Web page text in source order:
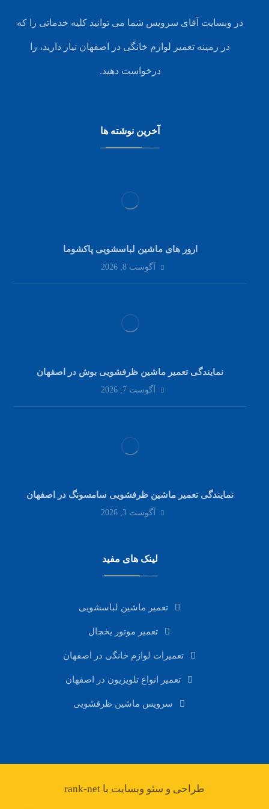
در وبسایت آقای سرویس شما می توانید کلیه خدماتی را که
در زمینه تعمیر لوازم خانگی در اصفهان نیاز دارید، را
درخواست دهید.
آخرین نوشته ها
ارور های ماشین لباسشویی پاکشوما
آگوست 8, 2026
نمایندگی تعمیر ماشین ظرفشویی بوش در اصفهان
آگوست 7, 2026
نمایندگی تعمیر ماشین ظرفشویی سامسونگ در اصفهان
آگوست 3, 2026
لینک های مفید
تعمیر ماشین لباسشویی
تعمیر موتور یخچال
تعمیرات لوازم خانگی در اصفهان
تعمیر انواع تلویزیون در اصفهان
سرویس ماشین ظرفشویی
طراحی و سئو وبسایت با rank-net